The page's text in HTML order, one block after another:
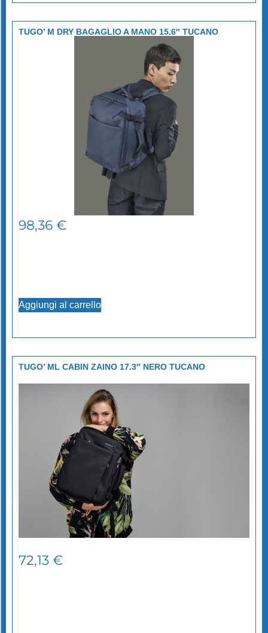
TUGO’ M DRY BAGAGLIO A MANO 15.6″ TUCANO
98,36 €
Aggiungi al carrello
TUGO’ ML CABIN ZAINO 17.3″ NERO TUCANO
72,13 €